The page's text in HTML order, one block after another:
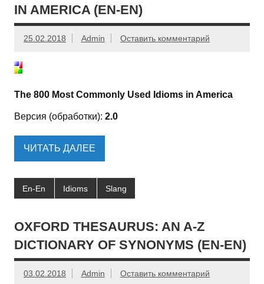
IN AMERICA (EN-EN)
25.02.2018 Admin Оставить комментарий
The 800 Most Commonly Used Idioms in America
Версия (обработки): 2.0
ЧИТАТЬ ДАЛЕЕ
En-En Idioms Slang
OXFORD THESAURUS: AN A-Z
DICTIONARY OF SYNONYMS (EN-EN)
03.02.2018 Admin Оставить комментарий